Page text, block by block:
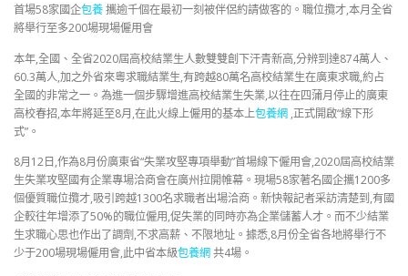
首場58家國企包養攜逾千個在最初一刻被伴侶約請做客的。職位攬才,本月全省
將舉行至多200場現場僱用會
本年,全國、全省2020屆高校結業生人數雙雙創下汗青新高,分辨到達874萬人、
60.3萬人,加之外省來粵求職結業生,有跨越80萬名高校結業生在廣東求職,約占
全國的非常之一。為進一個步驟增進高校結業生失業,以往在四蒲月停止的廣東
高校春招,本年將延至8月,在此火線上僱用的基本上包養網 ,正式開啟“線下形
式”。
8月12日,作為8月份廣東省“失業攻堅專項舉動”首場線下僱用會,2020屆高校結業
生失業攻堅國有企業專場洽商會在廣州拉開帷幕。現場58家著名國企攜1200多
個優質職位攬才,吸引跨越1300名求職者出場洽商。新快報記者采訪清楚到,有國
企較往年增添了50%的職位僱用,促失業的同時亦為企業儲蓄人才。而不少結業
生求職心思也作出了調劑,不求高薪、不限地址。據悉,8月份全省各地將舉行不
少于200場現場僱用會,此中省本級包養網共4場。